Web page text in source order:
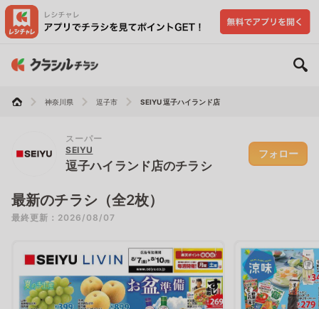
神奈川県 逗子市 SEIYU 逗子ハイランド店
スーパー
SEIYU
逗子ハイランド店のチラシ
フォロー
最新のチラシ（全2枚）
最終更新：2026/08/07